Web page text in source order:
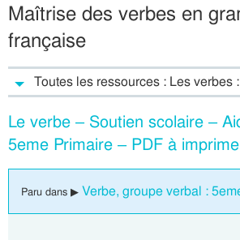
Maîtrise des verbes en
française
Toutes les ressources : Les verbes
Le verbe – Soutien scolaire –
5eme Primaire – PDF à
Paru dans ▶ Verbe, groupe verbal :